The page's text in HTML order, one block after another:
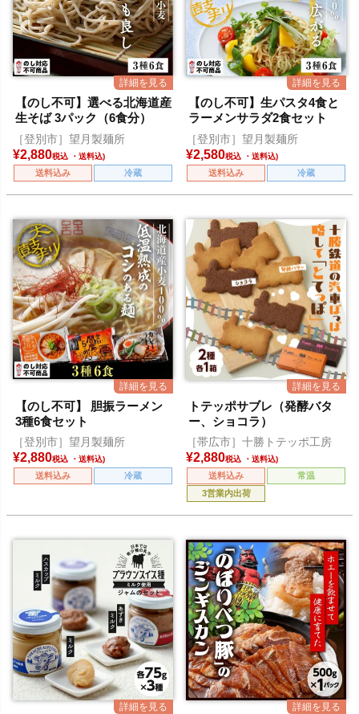
【のし不可】選べる北海道産
生そば 3パック（6食分）
［登別市］望月製麺所
¥2,880税込
送料込み 冷蔵
【のし不可】生パスタ4食と
ラーメンサラダ2食セット
［登別市］望月製麺所
¥2,580税込
送料込み 冷蔵
【のし不可】 胆振ラーメン
3種6食セット
［登別市］望月製麺所
¥2,880税込
送料込み 冷蔵
トテッポサブレ（発酵バタ
ー、ショコラ）
［帯広市］十勝トテッポ工房
¥2,880税込
送料込み
常温
3営業内出荷